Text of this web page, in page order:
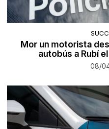
Mor un motorista
autobús a Rubí
08/